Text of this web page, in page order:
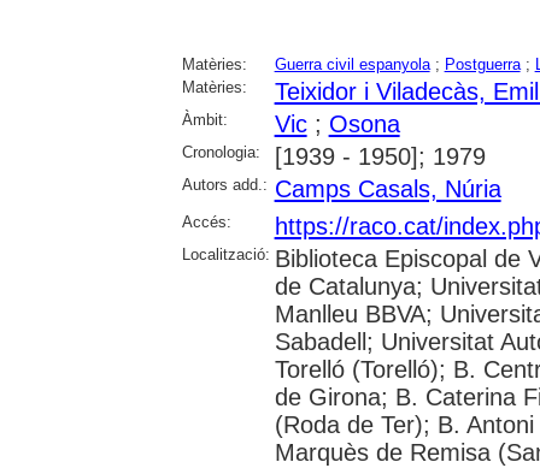
Matèries: Guerra civil espanyola; Postguerra;
Matèries:
Teixidor i Viladecàs,
Àmbit: Vic; Osona
Cronologia: [1939 - 1950]; 1979
Autors add.: Camps Casals, Núria
Accés: https://raco.cat/
Localització: Biblioteca Episcopal de
de Catalunya;
Manlleu BBVA;
Sabadell; Universitat
Torelló (Torelló); B.
de Girona; B. Caterina
(Roda de Ter); B.
Marquès de Remisa